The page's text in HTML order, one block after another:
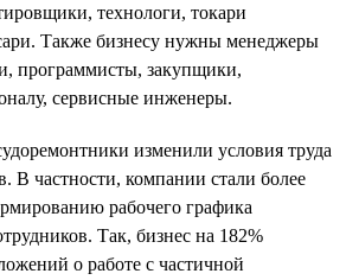
технологи, токари
Также бизнесу нужны менеджеры
программисты, закупщики,
сервисные инженеры.
изменили условия труда
В частности, компании стали более
рабочего графика
Так, бизнес на 182%
о работе с частичной